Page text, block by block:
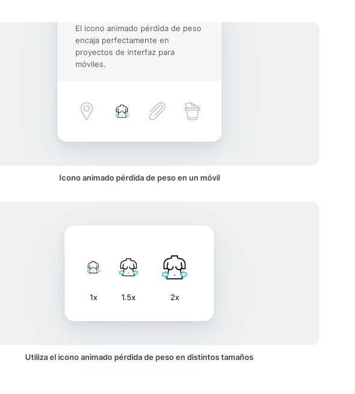
El icono animado pérdida de peso
encaja perfectamente en
proyectos de interfaz para
móviles.
Icono animado pérdida de peso en un móvil
1x 1.5x 2x
Utiliza el icono animado pérdida de peso en distintos tamaños